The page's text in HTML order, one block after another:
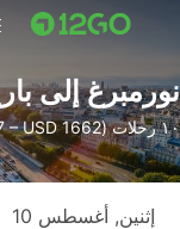
نورمبرغ إلى
١٠ رحلات (USD 57 – USD 1662)
إثنين, أغسطس 10